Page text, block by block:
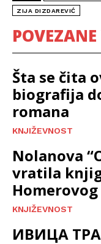
ZIJA DIZDAREVIĆ
POVEZANE
Šta se čita
biografija
romana
KNJIŽEVNOST
Nolanova
vratila
KNJIŽEVNOST
ИВИЦА